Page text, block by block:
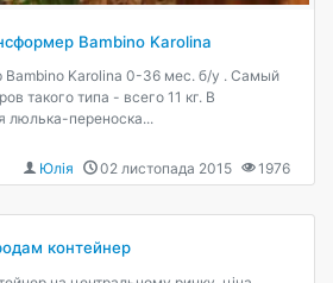
Bambino Karolina
Bambino Karolina 0-36 мес. б/у . Самый
такого типа - всего 11 кг. В
люлька-переноска...
1976
02 листопада 2015
Юлія
контейнер